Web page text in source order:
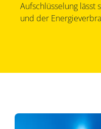
Aufschlüsselung lässt
und der